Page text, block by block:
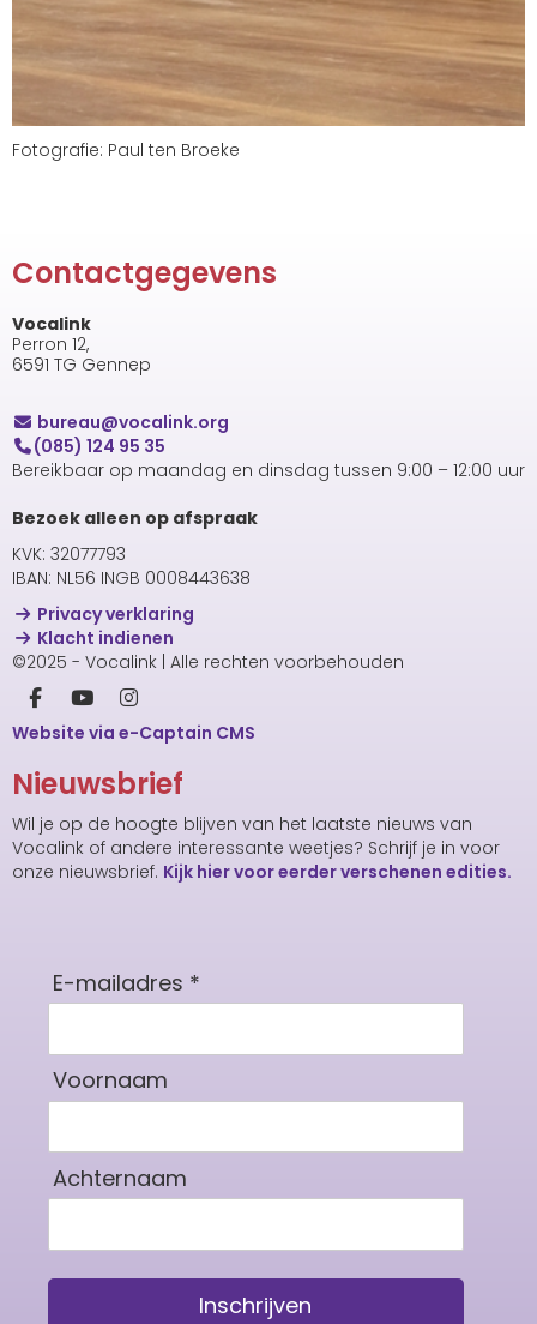
Fotografie: Paul ten Broeke
Contactgegevens
Vocalink
Perron 12,
6591 TG Gennep
uaerub@vocalink.org
(085) 124 95 35
Bereikbaar op maandag en dinsdag tussen 9:00 – 12:00 uur
Bezoek alleen op afspraak
KVK: 32077793
IBAN: NL56 INGB 0008443638
Privacy verklaring
Klacht indienen
©2025 - Vocalink | Alle rechten voorbehouden
Website via e-Captain CMS
Nieuwsbrief
Wil je op de hoogte blijven van het laatste nieuws van
Vocalink of andere interessante weetjes? Schrijf je in voor
onze nieuwsbrief. Kijk hier voor eerder verschenen edities.
E-mailadres *
Voornaam
Achternaam
Inschrijven